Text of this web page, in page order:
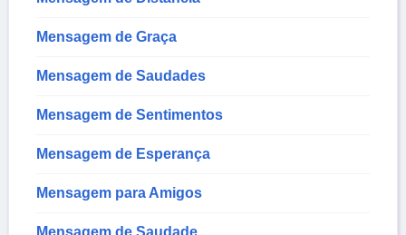
Mensagem de Graça
Mensagem de Saudades
Mensagem de Sentimentos
Mensagem de Esperança
Mensagem para Amigos
Mensagem de Saudade